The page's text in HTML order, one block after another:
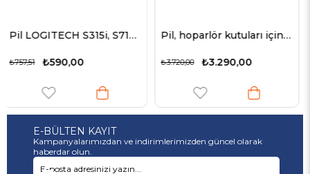
Pil LOGITECH S315i, S715i, NiMH, 3.6V, 1500mAh, 5.4Wh için uygun Pil, hoparlör kutuları için Bose 088772, 088789, 088796'nın yerini alır Hoparlör (2200mAh, 7.4V, Li-Ion)
₺3.720,00 ₺1.014,58
E-BÜLTEN KAYIT
Kampanyalarımızdan ve indirimlerimizden güncel olarak
haberdar olun.